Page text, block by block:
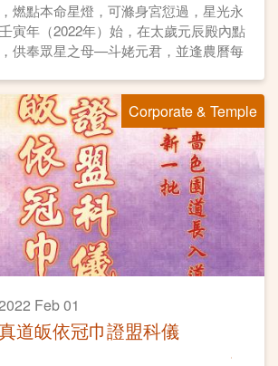
燃點本命星燈，可滌身宮愆過，星光永
寅年（2022年）始，在太歲元辰殿內點
供奉眾星之母—斗姥元君，並逢農曆每
」，祈求平安順遂、元辰護佑、星光主
Corporate & Temple
Feb 01
道皈依冠巾證盟科儀